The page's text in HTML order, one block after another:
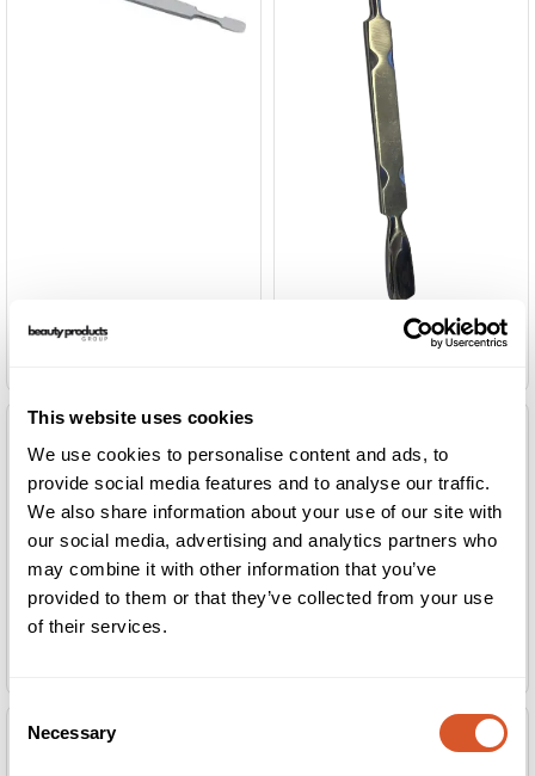
This website uses cookies
We use cookies to personalise content and ads, to
provide social media features and to analyse our traffic.
We also share information about your use of our site with
our social media, advertising and analytics partners who
may combine it with other information that you’ve
provided to them or that they’ve collected from your use
of their services.
Consent
Selection
Necessary